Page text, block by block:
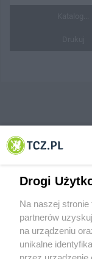
© 2001-2026 Tczew -
Drogi
Na naszej
partnerów
na urządzeniu
unikalne